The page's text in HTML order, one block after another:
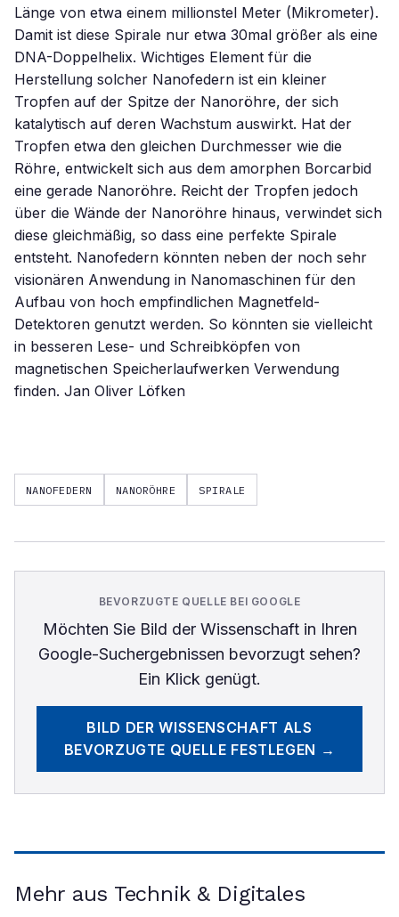
Länge von etwa einem millionstel Meter (Mikrometer).
Damit ist diese Spirale nur etwa 30mal größer als eine
DNA-Doppelhelix. Wichtiges Element für die
Herstellung solcher Nanofedern ist ein kleiner
Tropfen auf der Spitze der Nanoröhre, der sich
katalytisch auf deren Wachstum auswirkt. Hat der
Tropfen etwa den gleichen Durchmesser wie die
Röhre, entwickelt sich aus dem amorphen Borcarbid
eine gerade Nanoröhre. Reicht der Tropfen jedoch
über die Wände der Nanoröhre hinaus, verwindet sich
diese gleichmäßig, so dass eine perfekte Spirale
entsteht. Nanofedern könnten neben der noch sehr
visionären Anwendung in Nanomaschinen für den
Aufbau von hoch empfindlichen Magnetfeld-
Detektoren genutzt werden. So könnten sie vielleicht
in besseren Lese- und Schreibköpfen von
magnetischen Speicherlaufwerken Verwendung
finden. Jan Oliver Löfken
NANOFEDERN NANORÖHRE SPIRALE
BEVORZUGTE QUELLE BEI GOOGLE
Möchten Sie Bild der Wissenschaftin Ihren
Google-Suchergebnissen bevorzugt sehen?
Ein Klick genügt.
BILD DER WISSENSCHAFT ALS
BEVORZUGTE QUELLE FESTLEGEN →
Mehr aus Technik & Digitales